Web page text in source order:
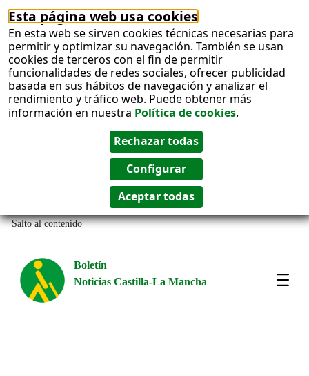
Esta página web usa cookies
En esta web se sirven cookies técnicas necesarias para
permitir y optimizar su navegación. También se usan
cookies de terceros con el fin de permitir
funcionalidades de redes sociales, ofrecer publicidad
basada en sus hábitos de navegación y analizar el
rendimiento y tráfico web. Puede obtener más
información en nuestra Política de cookies.
Salto al contenido
Boletín
Noticias Castilla-La Mancha